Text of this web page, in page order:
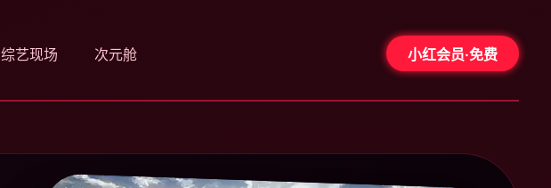
综艺现场 次元舱 小红会员·免费